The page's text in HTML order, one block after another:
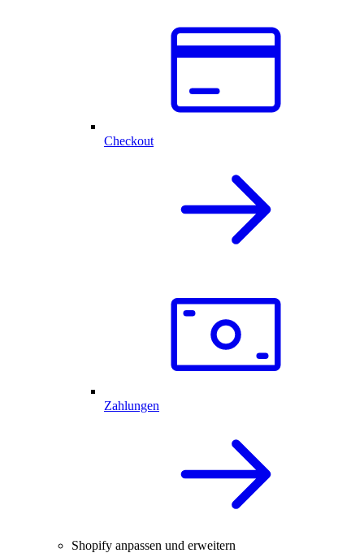
Checkout
Zahlungen
Shopify anpassen und erweitern